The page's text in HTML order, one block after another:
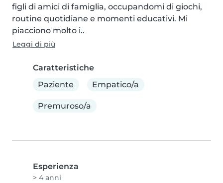
figli di amici di famiglia, occupandomi di giochi,
routine quotidiane e momenti educativi. Mi
piacciono molto i..
Leggi di più
Caratteristiche
Paziente
Empatico/a
Premuroso/a
Esperienza
> 4 anni